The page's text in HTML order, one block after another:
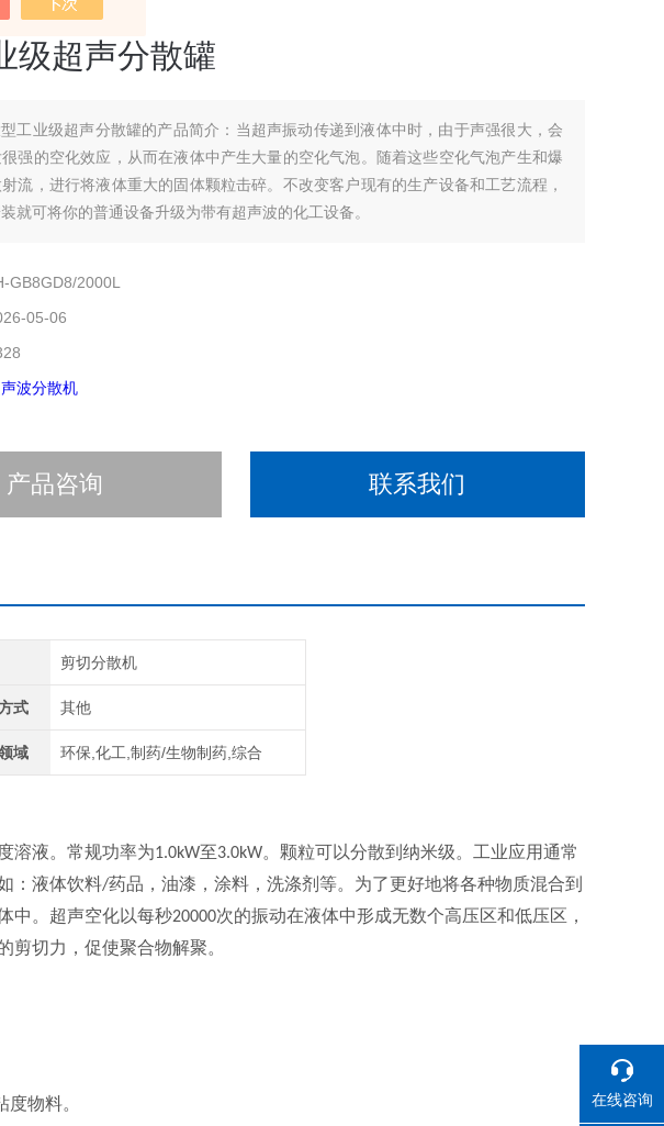
级超声分散罐
工业级超声分散罐的产品简介：当超声振动传递到液体中时，由于声强很大，会
强的空化效应，从而在液体中产生大量的空化气泡。随着这些空化气泡产生和爆
流，进行将液体重大的固体颗粒击碎。不改变客户现有的生产设备和工艺流程，
就可将你的普通设备升级为带有超声波的化工设备。
GB8GD8/2000L
05-06
波分散机
产品咨询 联系我们
剪切分散机
式 其他
域 环保,化工,制药/生物制药,综合
溶液。常规功率为1.0kW至3.0kW。颗粒可以分散到纳米级。工业应用通常
：液体饮料/药品，油漆，涂料，洗涤剂等。为了更好地将各种物质混合到
中。超声空化以每秒20000次的振动在液体中形成无数个高压区和低压区，
切力，促使聚合物解聚。
物料。 在线咨询